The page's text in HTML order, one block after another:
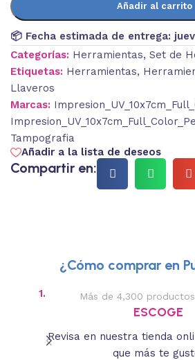
Añadir al carrito
📦 Fecha estimada de entrega:
Categorías: Herramientas, Set de
Etiquetas: Herramientas,
Llaveros
Marcas:
Tampografia
Añadir a la lista de deseos
Compartir en:
¿Cómo comprar en
1. Más de 4,300
ESCOGE
Revisa en nuestra tienda
que más te